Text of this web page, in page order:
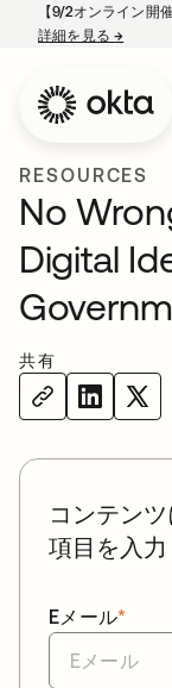
【9/2オンライン開
詳細を見る→
RESOURCES
No
Digital
共有
コンテン
項目を入
*
Eメール